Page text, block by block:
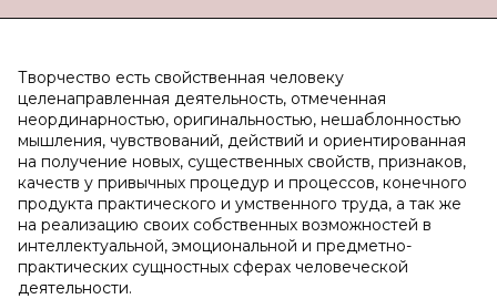
Творчество есть свойственная человеку
целенаправленная деятельность, отмеченная
неординарностью, оригинальностью, нешаблонностью
мышления, чувствований, действий и ориентированная
на получение новых, существенных свойств, признаков,
качеств у привычных процедур и процессов, конечного
продукта практического и умственного труда, а так же
на реализацию своих собственных возможностей в
интеллектуальной, эмоциональной и предметно-
практических сущностных сферах человеческой
деятельности.